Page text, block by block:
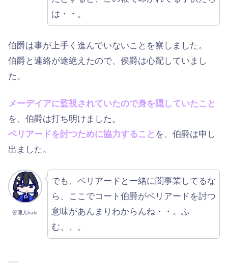
は・・。
伯爵は事が上手く進んでいないことを察しました。
伯爵と連絡が途絶えたので、侯爵は心配していまし
た。
メーデイアに監視されていたので身を隠していたこと
を、伯爵は打ち明けました。
ベリアードを討つために協力すること を、伯爵は申し
出ました。
管理人halu
でも、ベリアードと一緒に闇事業してるな
ら、ここでコート伯爵がベリアードを討つ
意味があんまりわからんね・・。ふ
む、、。